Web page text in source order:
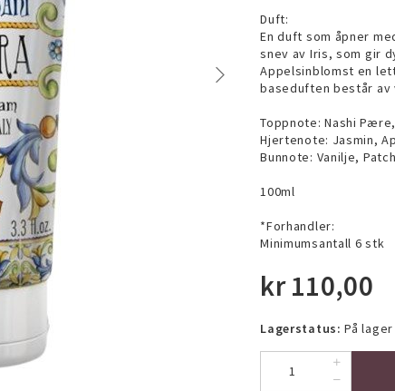
Duft:
En duft som åpner
snev av Iris, som gir
Appelsinblomst en
baseduften består av
Toppnote: Nashi
Hjertenote: Jasmin,
Bunnote: Vanilje,
100ml
*Forhandler:
Minimumsantall 6 stk
kr110,00
Lagerstatus: På lager